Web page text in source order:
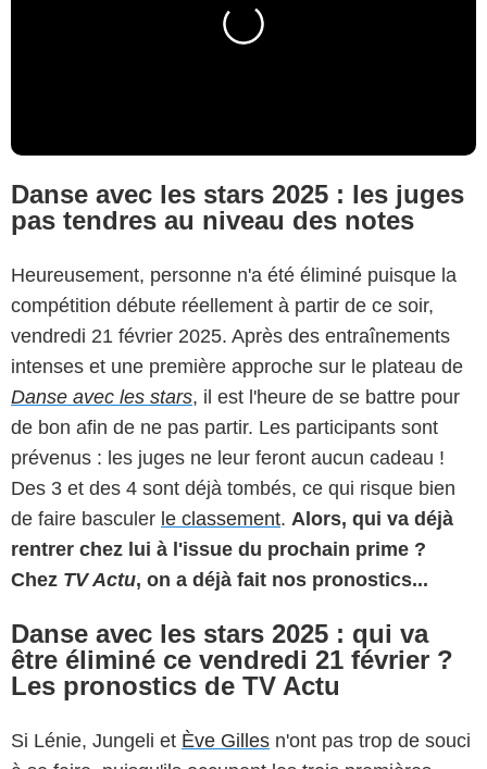
Danse avec les stars 2025 : les juges
pas tendres au niveau des notes
Heureusement, personne n'a été éliminé puisque la
compétition débute réellement à partir de ce soir,
vendredi 21 février 2025. Après des entraînements
intenses et une première approche sur le plateau de
Danse avec les stars, il est l'heure de se battre pour
de bon afin de ne pas partir. Les participants sont
prévenus : les juges ne leur feront aucun cadeau !
Des 3 et des 4 sont déjà tombés, ce qui risque bien
de faire basculer le classement. Alors, qui va déjà
rentrer chez lui à l'issue du prochain prime ?
Chez TV Actu, on a déjà fait nos pronostics...
Danse avec les stars 2025 : qui va
être éliminé ce vendredi 21 février ?
Les pronostics de TV Actu
Si Lénie, Jungeli et Ève Gilles n'ont pas trop de souci